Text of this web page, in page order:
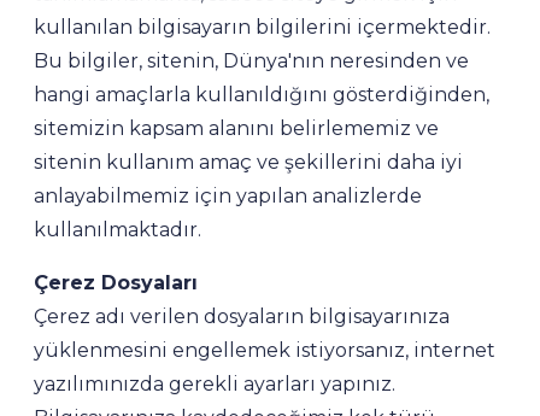
kullanılan bilgisayarın bilgilerini içermektedir.
Bu bilgiler, sitenin, Dünya'nın neresinden ve
hangi amaçlarla kullanıldığını gösterdiğinden,
sitemizin kapsam alanını belirlememiz ve
sitenin kullanım amaç ve şekillerini daha iyi
anlayabilmemiz için yapılan analizlerde
kullanılmaktadır.
Çerez Dosyaları
Çerez adı verilen dosyaların bilgisayarınıza
yüklenmesini engellemek istiyorsanız, internet
yazılımınızda gerekli ayarları yapınız.